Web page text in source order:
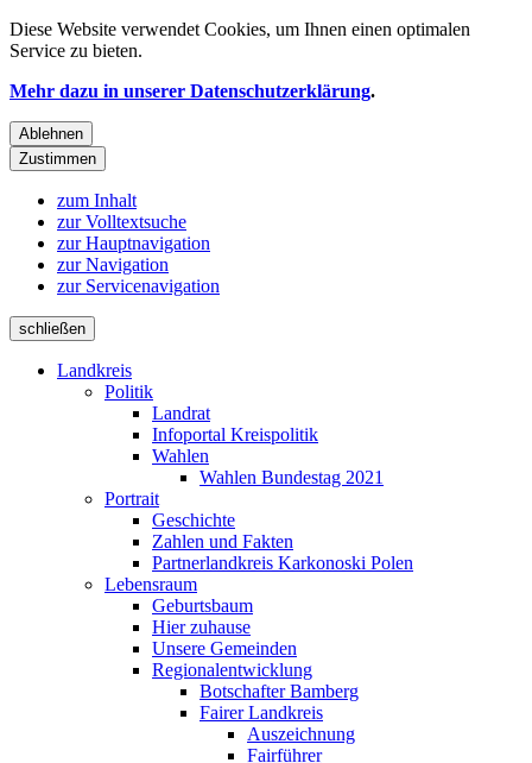
Diese Website verwendet Cookies, um Ihnen einen optimalen
Service zu bieten.
Mehr dazu in unserer Datenschutzerklärung.
Ablehnen
Zustimmen
zum Inhalt
zur Volltextsuche
zur Hauptnavigation
zur Navigation
zur Servicenavigation
schließen
Landkreis
Politik
Landrat
Infoportal Kreispolitik
Wahlen
Wahlen Bundestag 2021
Portrait
Geschichte
Zahlen und Fakten
Partnerlandkreis Karkonoski Polen
Lebensraum
Geburtsbaum
Hier zuhause
Unsere Gemeinden
Regionalentwicklung
Botschafter Bamberg
Fairer Landkreis
Auszeichnung
Fairführer